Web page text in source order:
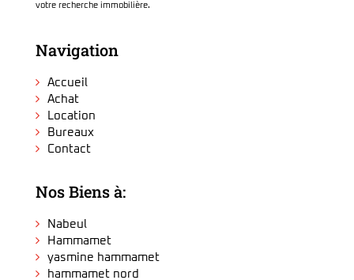
votre recherche immobilière.
Navigation
Accueil
Achat
Location
Bureaux
Contact
Nos Biens à:
Nabeul
Hammamet
yasmine hammamet
hammamet nord